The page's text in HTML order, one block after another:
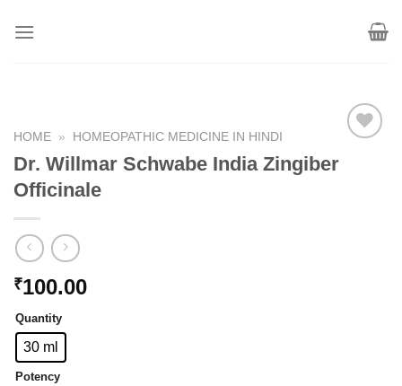
HOME » HOMEOPATHIC MEDICINE IN HINDI
Dr. Willmar Schwabe India Zingiber
Officinale
₹100.00
Quantity
30 ml
Potency